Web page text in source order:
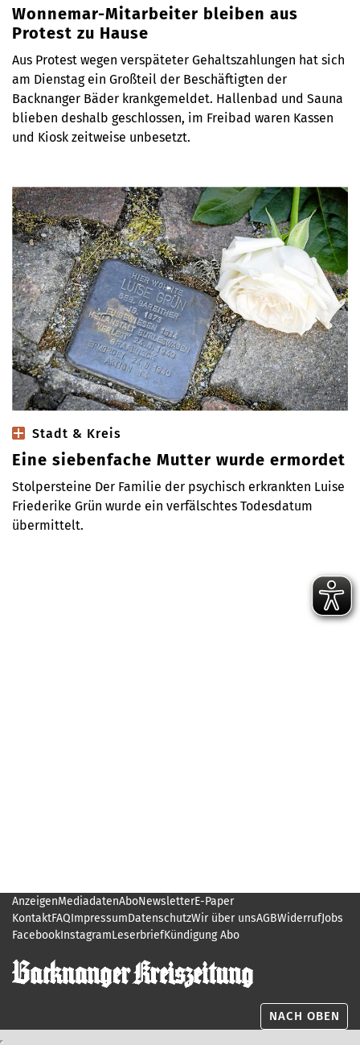
Wonnemar-Mitarbeiter bleiben aus
Protest zu Hause
Aus Protest wegen verspäteter Gehaltszahlungen hat sich
am Dienstag ein Großteil der Beschäftigten der
Backnanger Bäder krankgemeldet. Hallenbad und Sauna
blieben deshalb geschlossen, im Freibad waren Kassen
und Kiosk zeitweise unbesetzt.
Stadt & Kreis
Eine siebenfache Mutter wurde ermordet
Stolpersteine Der Familie der psychisch erkrankten Luise
Friederike Grün wurde ein verfälschtes Todesdatum
übermittelt.
AnzeigenMediadatenAboNewsletterE-Paper
KontaktFAQImpressumDatenschutzWir über unsAGBWiderrufJobs
FacebookInstagramLeserbriefKündigung Abo
NACH OBEN